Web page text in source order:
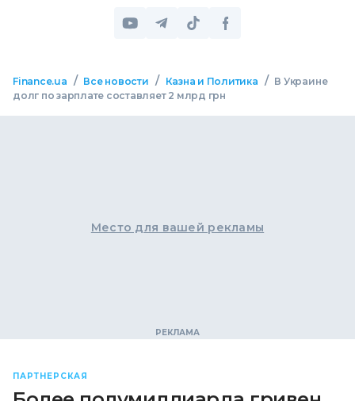
Finance.ua / Все новости / Казна и Политика / В Украине
долг по зарплате составляет 2 млрд грн
Место для вашей рекламы
ПАРТНЕРСКАЯ